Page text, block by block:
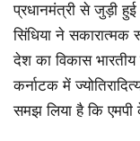
प्रधानमंत्री से जुड़ी हुई
सिंधिया ने सकारात्मक
देश का विकास भारतीय
कर्नाटक में
समझ लिया है कि एमपी